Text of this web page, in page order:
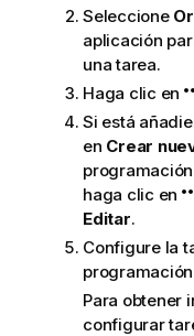
r
m
a
t
v
a
Seleccione
aplicación
una tarea.
Haga clic en
Si está
en Crear
haga clic en
Editar.
Configure la
Para obtener
configurar